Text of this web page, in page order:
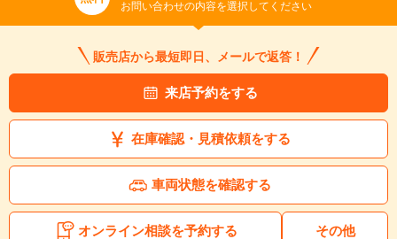
お問い合わせの内容を選択してください
販売店から最短即日、メールで返答！
来店予約をする
在庫確認・見積依頼をする
車両状態を確認する
オンライン相談を予約する その他